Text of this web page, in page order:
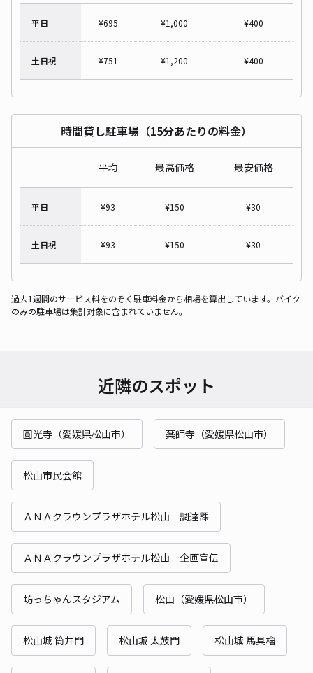
平日 ¥695 ¥1,000 ¥400
土日祝 ¥751 ¥1,200 ¥400
時間貸し駐車場（15分あたりの料金）
平均 最高価格 最安価格
平日 ¥93 ¥150 ¥30
土日祝 ¥93 ¥150 ¥30
過去1週間のサービス料をのぞく駐車料金から相場を算出しています。バイク
のみの駐車場は集計対象に含まれていません。
近隣のスポット
圓光寺（愛媛県松山市） 薬師寺（愛媛県松山市）
松山市民会館
ＡＮＡクラウンプラザホテル松山 調達課
ＡＮＡクラウンプラザホテル松山 企画宣伝
坊っちゃんスタジアム 松山（愛媛県松山市）
松山城 筒井門 松山城 太鼓門 松山城 馬具櫓